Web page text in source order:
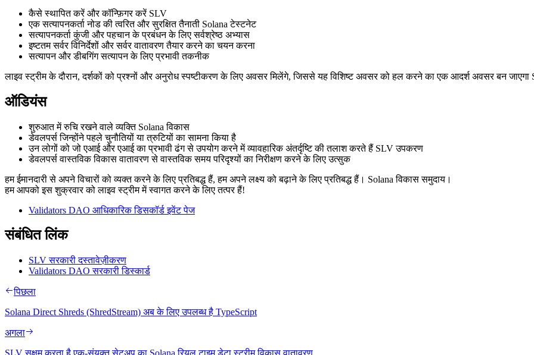
कैसे स्थापित करें और कॉन्फ़िगर करें SLV
एक सत्यापनकर्ता नोड की त्वरित और सुरक्षित तैनाती Solana टेस्टनेट
सत्यापनकर्ता कुंजी और पहचान के प्रबंधन के लिए सर्वश्रेष्ठ अभ्यास
इष्टतम सर्वर विनिर्देशों और सर्वर वातावरण तैयार करने का चयन करना
सत्यापन और डीबगिंग सत्यापन के लिए प्रभावी तकनीक
लाइव स्ट्रीम के दौरान, दर्शकों को प्रश्नों और अनुरोध स्पष्टीकरण के लिए अवसर मिलेंगे, जिससे यह विशिष्ट अवसर को हल करने का एक आदर्श अवसर बन जाएगा
ऑडियंस
शुरुआत में रुचि रखने वाले व्यक्ति Solana विकास
डेवलपर्स जिन्होंने पहले चुनौतियों या त्रुटियों का सामना किया है
उन लोगों को जो एआई और एआई का प्रभावी ढंग से उपयोग करने में व्यावहारिक अंतर्दृष्टि की तलाश करते हैं SLV उपकरण
डेवलपर्स वास्तविक विकास वातावरण से वास्तविक समय परिदृश्यों का निरीक्षण करने के लिए उत्सुक
हम ईमानदारी से अपने विचारों को व्यक्त करने के लिए प्रतिबद्ध हैं, हम अपने लक्ष्य को बढ़ाने के लिए प्रतिबद्ध हैं। Solana विकास समुदाय।
हम आपको इस शुक्रवार को लाइव स्ट्रीम में स्वागत करने के लिए तत्पर हैं!
Validators DAO आधिकारिक डिसकॉर्ड इवेंट पेज
संबंधित लिंक
SLV सरकारी दस्तावेज़ीकरण
Validators DAO सरकारी डिस्कार्ड
पिछला
Solana Direct Shreds (ShredStream) अब के लिए उपलब्ध है TypeScript
अगला